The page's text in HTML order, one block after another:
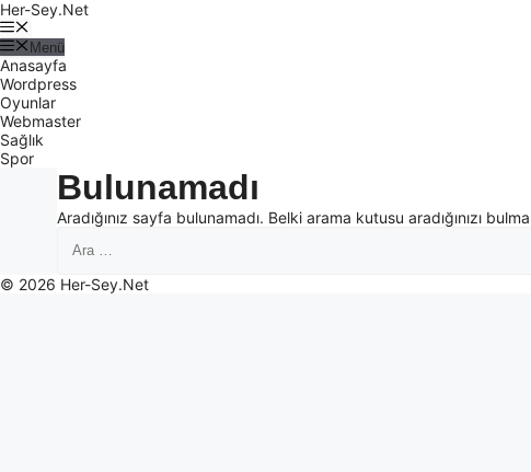
Her-Sey.Net
Menü
Anasayfa
Wordpress
Oyunlar
Webmaster
Sağlık
Spor
Bulunamadı
Aradığınız sayfa bulunamadı. Belki arama kutusu aradığınızı
© 2026 Her-Sey.Net